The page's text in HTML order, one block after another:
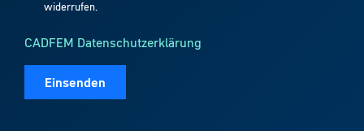
widerrufen.
CADFEM Datenschutzerklärung